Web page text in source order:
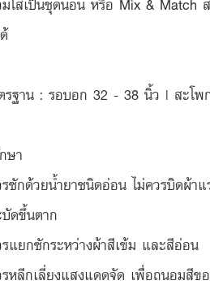
รฐาน : รอบอก 32 - 38 นิ้ว | สะโ
ษา
ซักด้วยน้ำยาชนิดอ่อน ไม่ควรบิดผ้า
ดขึ้นตาก
แยกซักระหว่างผ้าสีเข้ม และสีอ่อน
หลีกเลี่ยงแสงแดดจัด เพื่อถนอมสีข